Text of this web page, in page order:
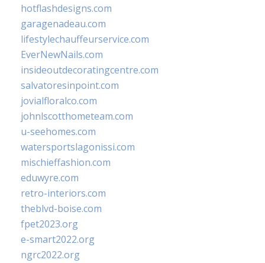
hotflashdesigns.com
garagenadeau.com
lifestylechauffeurservice.com
EverNewNails.com
insideoutdecoratingcentre.com
salvatoresinpoint.com
jovialfloralco.com
johnlscotthometeam.com
u-seehomes.com
watersportslagonissi.com
mischieffashion.com
eduwyre.com
retro-interiors.com
theblvd-boise.com
fpet2023.org
e-smart2022.org
ngrc2022.org